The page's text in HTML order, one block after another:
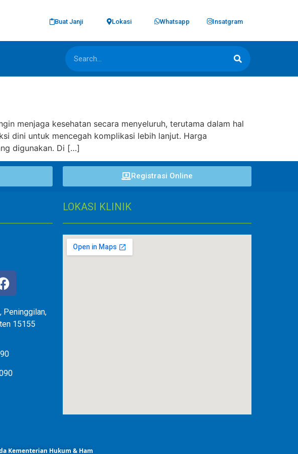
Buat Janji Lokasi Whatsapp Insatgram
menjaga kesehatan secara menyeluruh, terutama dalam hal
dini untuk mencegah komplikasi lebih lanjut. Harga
digunakan. Di […]
Registrasi Online
Peninggilan,
15155
LOKASI KLINIK
Kementerian Hukum & Ham